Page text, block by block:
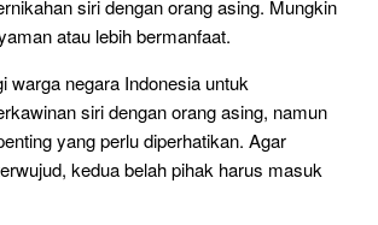
siri dengan orang asing. Mungkin
atau lebih bermanfaat.
warga negara Indonesia untuk
siri dengan orang asing, namun
yang perlu diperhatikan. Agar
kedua belah pihak harus masuk